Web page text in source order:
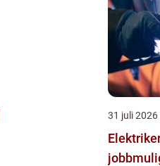
31 juli 2026